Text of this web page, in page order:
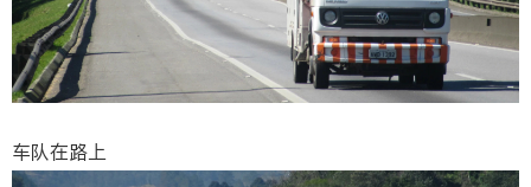
车队在路上